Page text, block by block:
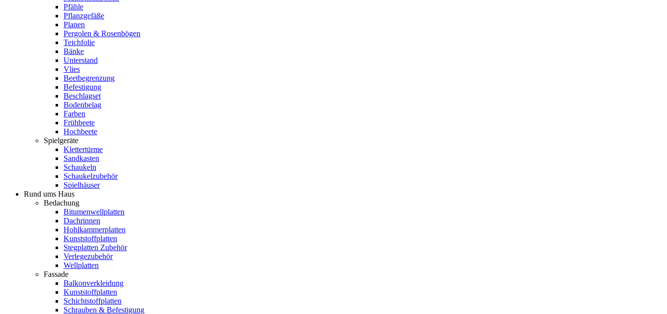
Pfähle
Pflanzgefäße
Planen
Pergolen & Rosenbögen
Teichfolie
Bänke
Unterstand
Vlies
Beetbegrenzung
Befestigung
Beschlagset
Bodenbelag
Farben
Frühbeete
Hochbeete
Spielgeräte
Klettertürme
Sandkasten
Schaukeln
Schaukelzubehör
Spielhäuser
Rund ums Haus
Bedachung
Bitumenwellplatten
Dachrinnen
Hohlkammerplatten
Kunststoffplatten
Stegplatten Zubehör
Verlegezubehör
Wellplatten
Fassade
Balkonverkleidung
Kunststoffplatten
Schichtstoffplatten
Schrauben & Befestigung